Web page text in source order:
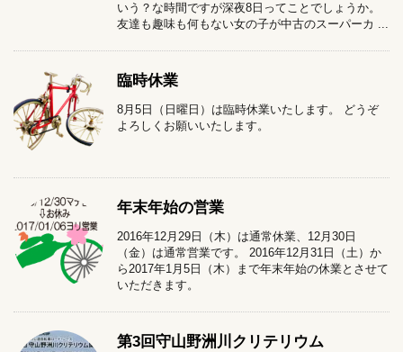
いう？な時間ですが深夜8日ってことでしょうか。
友達も趣味も何もない女の子が中古のスーパーカ ...
臨時休業
8月5日（日曜日）は臨時休業いたします。 どうぞ
よろしくお願いいたします。
年末年始の営業
2016年12月29日（木）は通常休業、12月30日
（金）は通常営業です。 2016年12月31日（土）か
ら2017年1月5日（木）まで年末年始の休業とさせて
いただきます。
第3回守山野洲川クリテリウム